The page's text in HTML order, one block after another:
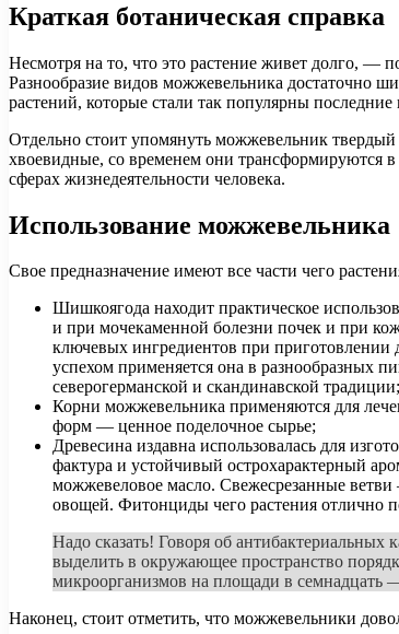
Краткая ботаническая справка
Несмотря на то, что это растение живет долго, —
Разнообразие видов можжевельника достаточно
растений, которые стали так популярны
Отдельно стоит упомянуть можжевельник
хвоевидные, со временем они трансформируются
сферах жизнедеятельности человека.
Использование можжевельника
Свое предназначение имеют все части чего
Шишкоягода находит практическое
и при мочекаменной болезни почек и при
ключевых ингредиентов при
успехом применяется она в разнообразных
северогерманской и скандинавской традиции;
Корни можжевельника применяются для
форм — ценное поделочное сырье;
Древесина издавна использовалась для
фактура и устойчивый острохарактерный
можжевеловое масло. Свежесрезанные
овощей. Фитонциды чего растения отлично
Надо сказать! Говоря об антибактериальных
выделить в окружающее пространство
микроорганизмов на площади в семнадцать
Наконец, стоит отметить, что можжевельники